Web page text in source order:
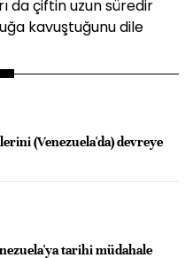
da çiftin uzun süredir
kavuştuğunu dile
(Venezuela'da) devreye
tarihi müdahale